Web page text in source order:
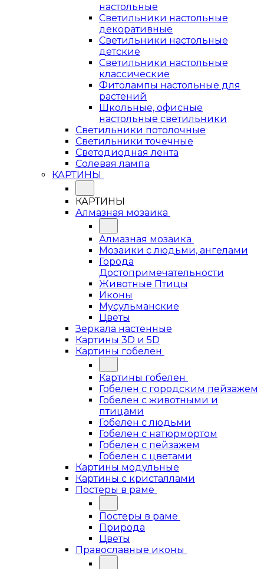
настольные
Светильники настольные
декоративные
Светильники настольные
детские
Светильники настольные
классические
Фитолампы настольные для
растений
Школьные, офисные
настольные светильники
Светильники потолочные
Светильники точечные
Светодиодная лента
Солевая лампа
КАРТИНЫ
КАРТИНЫ
Алмазная мозаика
Алмазная мозаика
Мозаики с людьми, ангелами
Города
Достопримечательности
Животные Птицы
Иконы
Мусульманские
Цветы
Зеркала настенные
Картины 3D и 5D
Картины гобелен
Картины гобелен
Гобелен с городским пейзажем
Гобелен с животными и
птицами
Гобелен с людьми
Гобелен с натюрмортом
Гобелен с пейзажем
Гобелен с цветами
Картины модульные
Картины с кристаллами
Постеры в раме
Постеры в раме
Природа
Цветы
Православные иконы